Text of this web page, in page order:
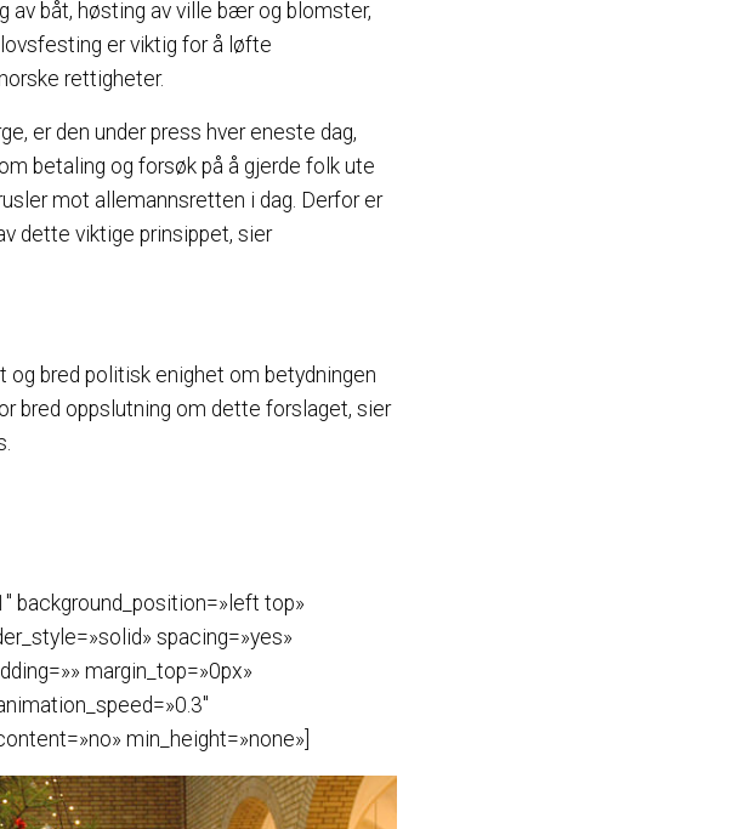
av båt, høsting av ville bær og blomster,
er viktig for å løfte
rettigheter.
er den under press hver eneste dag,
betaling og forsøk på å gjerde folk ute
mot allemannsretten i dag. Derfor er
dette viktige prinsippet, sier
bred politisk enighet om betydningen
bred oppslutning om dette forslaget, sier
background_position=»left top»
spacing=»yes»
margin_top=»0px»
min_height=»none»]